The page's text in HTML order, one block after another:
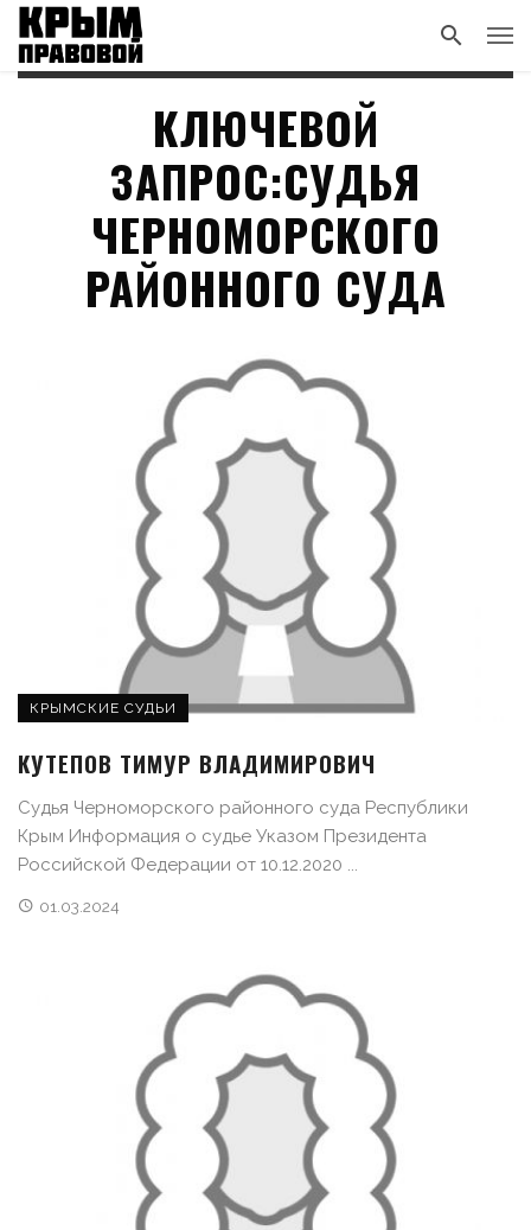
КЛЮЧЕВОЙ
ЗАПРОС:СУДЬЯ
ЧЕРНОМОРСКОГО
РАЙОННОГО СУДА
КРЫМСКИЕ СУДЬИ
КУТЕПОВ ТИМУР ВЛАДИМИРОВИЧ
Судья Черноморского районного суда Республики
Крым Информация о судье Указом Президента
Российской Федерации от 10.12.2020 ...
01.03.2024